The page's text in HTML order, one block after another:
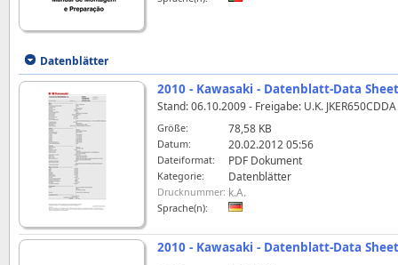
Datenblätter
2010 - Kawasaki - Datenblatt-Data
Stand: 06.10.2009 - Freigabe: U.K. JKER650CDDA
Größe: 78,58 KB
Datum: 20.02.2012 05:56
Dateiformat: PDF Dokument
Kategorie: Datenblätter
Drucknummer: k.A.
Sprache(n):
2010 - Kawasaki - Datenblatt-Data Sheet